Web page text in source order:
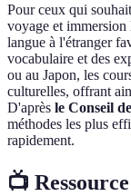
Pour ceux qui
voyage et immersion
langue à l'étranger
vocabulaire et des
ou au Japon, les
culturelles, offrant
D'après le Conseil
méthodes les plus
rapidement.
📺